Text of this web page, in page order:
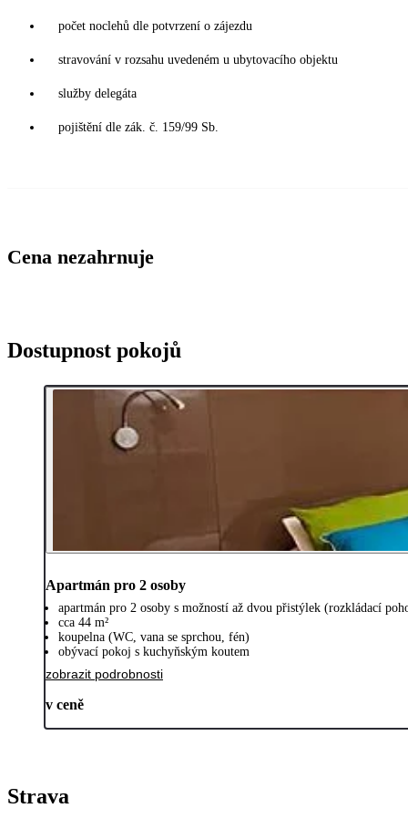
počet noclehů dle potvrzení o zájezdu
stravování v rozsahu uvedeném u ubytovacího objektu
služby delegáta
pojištění dle zák. č. 159/99 Sb.
Cena nezahrnuje
Dostupnost pokojů
Apartmán pro 2 osoby
apartmán pro 2 osoby s možností až dvou přistýlek (rozkládací
cca 44 m²
koupelna (WC, vana se sprchou, fén)
obývací pokoj s kuchyňským koutem
zobrazit podrobnosti
v ceně
Strava